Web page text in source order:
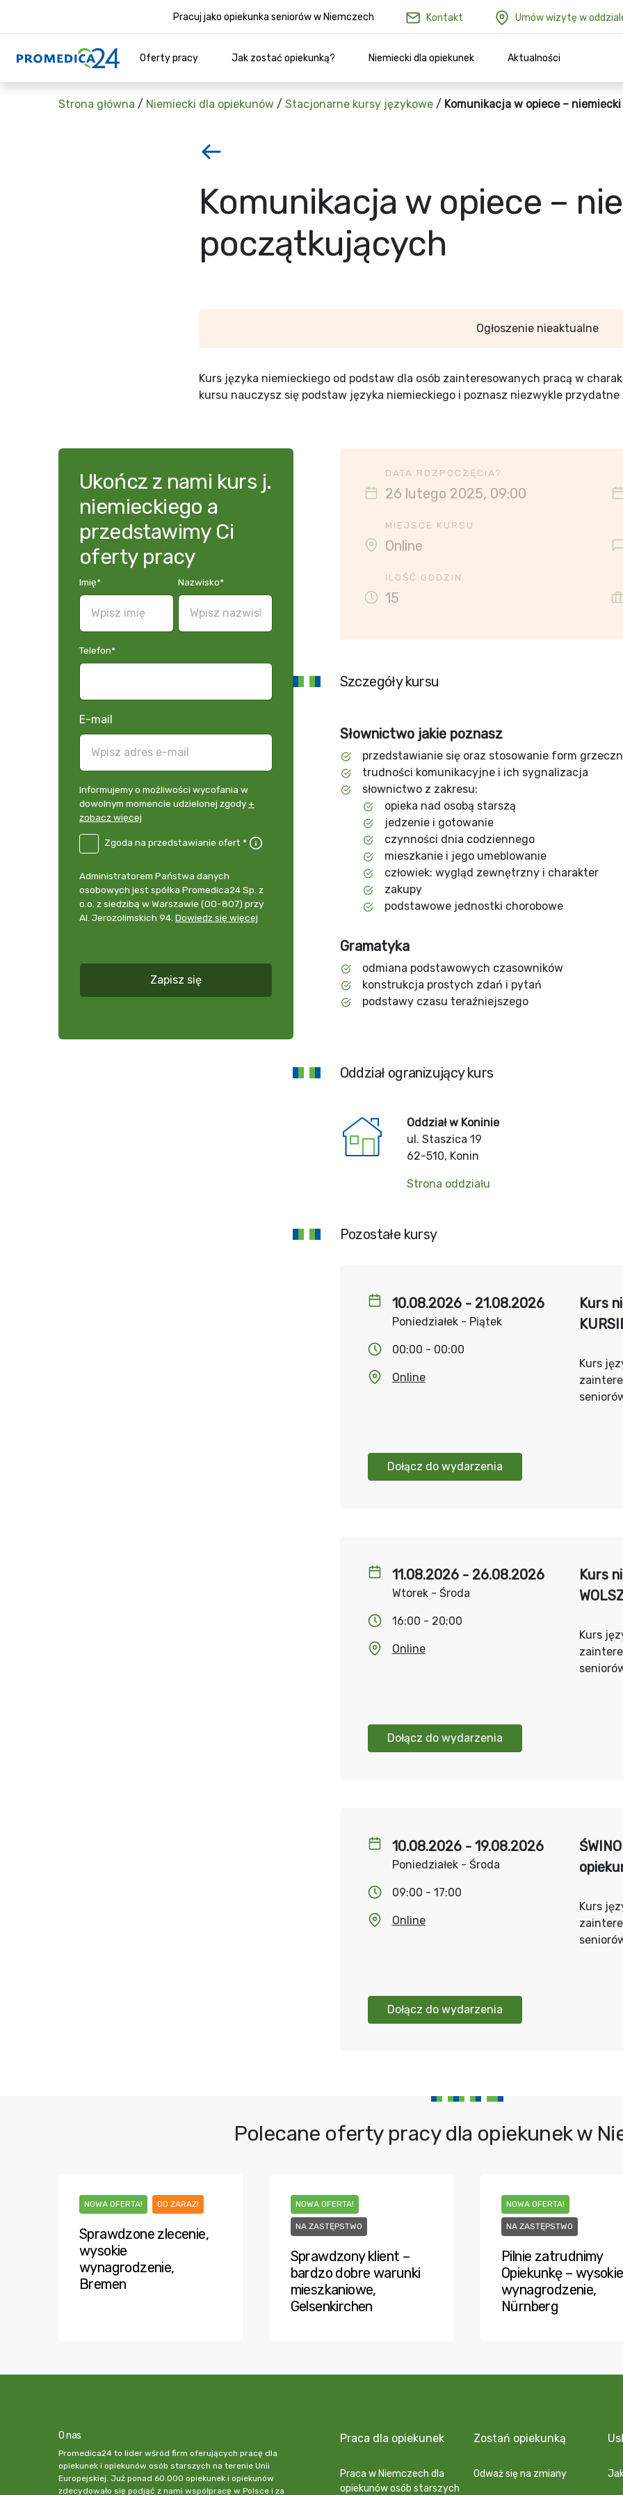
Pracuj jako opiekunka seniorów w Niemczech Kontakt Umów wizytę w
Oferty pracy Jak zostać opiekunką? Niemiecki dla opiekunek Aktualności
Strona główna / Niemiecki dla opiekunów / Stacjonarne kursy językowe / Komunikacja w opiece –
Komunikacja w opiece –
początkujących
Ogłoszenie nieaktualne
Kurs języka niemieckiego od podstaw dla osób zainteresowanych pracą w
kursu nauczysz się podstaw języka niemieckiego i poznasz niezwykle
Ukończ z nami kurs j.
niemieckiego a
przedstawimy Ci
oferty pracy
Imię* Nazwisko*
Telefon*
E-mail
Informujemy
o
możliwości
momencie
udzielonej
zgody
+
Informujemy o możliwości wycofania w
dowolnym momencie udzielonej zgody+
zobacz więcej
DE
przedstawianie
Zgoda na przedstawianie ofert *
Administrator
danych
osobowych
Administratorem Państwa danych
osobowych jest spółka Promedica24 Sp. z
o.o. z siedzibą w Warszawie (00-807) przy
Al. Jerozolimskich 94. Dowiedz się więcej
Zapisz się
DATA ROZPOCZĘCIA?
26 lutego 2025, 09:00
MIEJSCE KURSU
Online
ILOŚĆ GODZIN
15
Szczegóły kursu
Słownictwo jakie poznasz
przedstawianie się oraz stosowanie form
trudności komunikacyjne i ich sygnalizacja
słownictwo z zakresu:
opieka nad osobą starszą
jedzenie i gotowanie
czynności dnia codziennego
mieszkanie i jego umeblowanie
człowiek: wygląd zewnętrzny i charakter
zakupy
podstawowe jednostki chorobowe
Gramatyka
odmiana podstawowych czasowników
konstrukcja prostych zdań i pytań
podstawy czasu teraźniejszego
Oddział ogranizujący kurs
Oddział w Koninie
ul. Staszica 19
62-510, Konin
Strona oddziału
Pozostałe kursy
10.08.2026 - 21.08.2026
Poniedziałek - Piątek
00:00 - 00:00
Online
Dołącz do wydarzenia
Kurs
Kurs
11.08.2026 - 26.08.2026
Wtorek - Środa
16:00 - 20:00
Online
Dołącz do wydarzenia
Kurs
Kurs
10.08.2026 - 19.08.2026
Poniedziałek - Środa
09:00 - 17:00
Online
Dołącz do wydarzenia
Kurs
Polecane oferty pracy dla opiekunek w
NOWA OFERTA! OD ZARAZ!
Sprawdzone zlecenie,
wysokie
wynagrodzenie,
Bremen
NOWA OFERTA!
NA ZASTĘPSTWO
Sprawdzony klient –
bardzo dobre warunki
mieszkaniowe,
Gelsenkirchen
NOWA OFERTA!
NA ZASTĘPSTWO
Pilnie zatrudnimy
Opiekunkę – wysokie
wynagrodzenie,
Nürnberg
O nas
Promedica24 to lider wśród firm oferujących pracę dla
opiekunek i opiekunów osób starszych na terenie Unii
Europejskiej. Już ponad 60.000 opiekunek i opiekunów
zdecydowało się podjąć z nami współpracę w Polsce i za
Praca dla opiekunek
Praca w Niemczech dla
opiekunów osób starszych
Zostań opiekunką
Odważ się na zmiany